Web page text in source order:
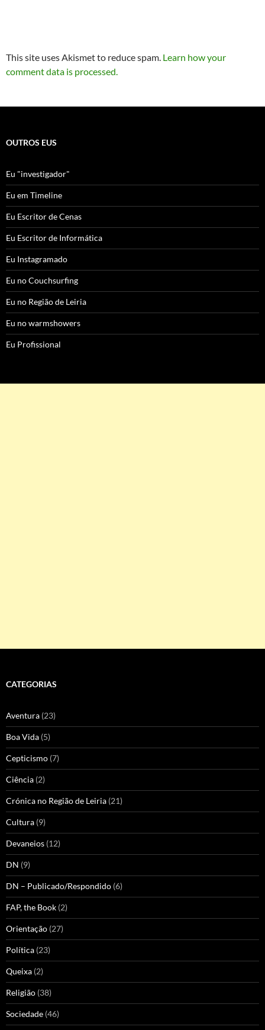
This site uses Akismet to reduce spam. Learn how your
comment data is processed.
OUTROS EUS
Eu "investigador"
Eu em Timeline
Eu Escritor de Cenas
Eu Escritor de Informática
Eu Instagramado
Eu no Couchsurfing
Eu no Região de Leiria
Eu no warmshowers
Eu Profissional
CATEGORIAS
Aventura (23)
Boa Vida (5)
Cepticismo (7)
Ciência (2)
Crónica no Região de Leiria (21)
Cultura (9)
Devaneios (12)
DN (9)
DN – Publicado/Respondido (6)
FAP, the Book (2)
Orientação (27)
Política (23)
Queixa (2)
Religião (38)
Sociedade (46)